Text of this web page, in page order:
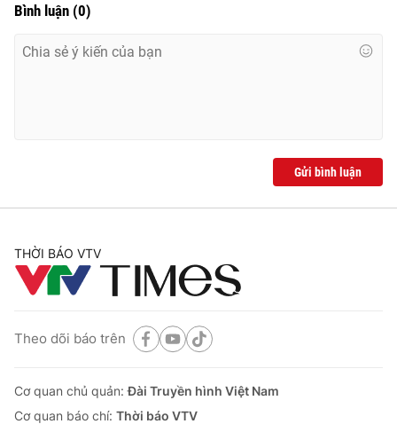
Bình luận (0)
Gửi bình luận
THỜI BÁO VTV
Theo dõi báo trên
Cơ quan chủ quản:Đài Truyền hình Việt Nam
Cơ quan báo chí: Thời báo VTV